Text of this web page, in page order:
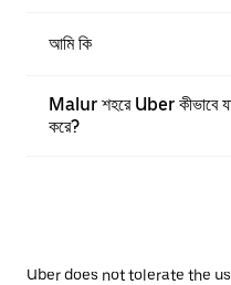
আমি কি
Malur শহরে Uber কীভাবে
করে?
Uber does not tolerate the